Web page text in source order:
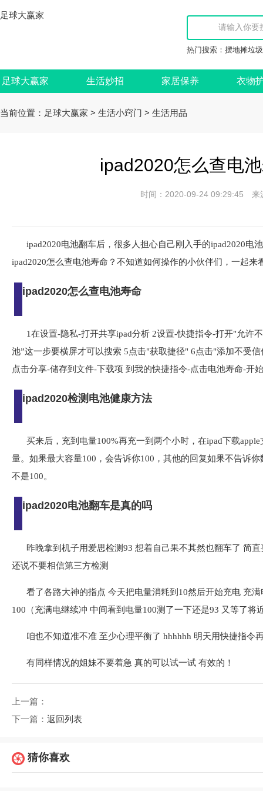
足球大赢家
热门搜索： 摆地摊垃
足球大赢家 生活妙招 家居保养 衣物
当前位置： 足球大赢家 > 生活小窍门 > 生活用品
ipad2020怎么查电
时间：2020-09-24 09:29:45
ipad2020电池翻车后，很多人担心自己刚入手的ipad2020电
ipad2020怎么查电池寿命？不知道如何操作的小伙伴们，一起来
ipad2020怎么查电池寿命
1在设置-隐私-打开共享ipad分析 2设置-快捷指令-打开"允许
池”这一步要横屏才可以搜索 5点击"获取捷径" 6点击"添加不受
点击分享-储存到文件-下载项 到我的快捷指令-点击电池寿命-开
ipad2020检测电池健康方法
买来后，充到电量100%再充一到两个小时，在ipad下载
量。如果最大容量100，会告诉你100，其他的回复如果不告诉
不是100。
ipad2020电池翻车是真的吗
昨晚拿到机子用爱思检测93 想着自己果不其然也翻车了 简
还说不要相信第三方检测
看了各路大神的指点 今天把电量消耗到10然后开始充电 充
100（充满电继续冲 中间看到电量100测了一下还是93 又等了将
咱也不知道准不准 至少心理平衡了 hhhhhh 明天用快捷指令
有同样情况的姐妹不要着急 真的可以试一试 有效的！
上一篇：
下一篇： 返回列表
猜你喜欢